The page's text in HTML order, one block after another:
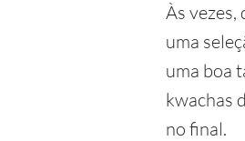
Às
uma
uma boa
kwachas
no final.